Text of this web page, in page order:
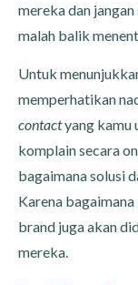
mereka dan
malah balik
Untuk
memperhatikan
contactyang kamu
komplain secara
bagaimana solusi
Karena
brand juga akan
mereka.